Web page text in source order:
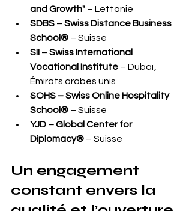
and Growth" – Lettonie
SDBS – Swiss Distance Business
School® – Suisse
SII – Swiss International
Vocational Institute – Dubaï,
Émirats arabes unis
SOHS – Swiss Online Hospitality
School® – Suisse
YJD – Global Center for
Diplomacy® – Suisse
Un engagement
constant envers la